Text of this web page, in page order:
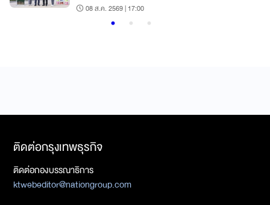
08 ส.ค. 2569 | 17:00
ติดต่อกรุงเทพธุรกิจ
ติดต่อกองบรรณาธิการ
ktwebeditor@nationgroup.com